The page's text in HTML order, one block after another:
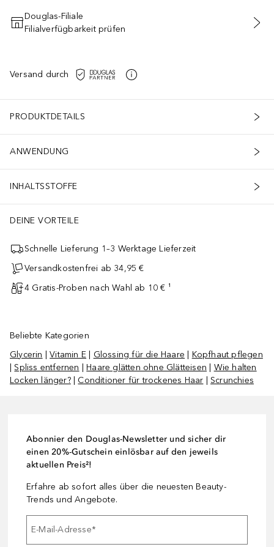
IN DEN WARENKORB
Douglas-Filiale
Filialverfügbarkeit prüfen
Versand durch
PRODUKTDETAILS
ANWENDUNG
INHALTSSTOFFE
DEINE VORTEILE
Schnelle Lieferung 1–3 Werktage Lieferzeit
Versandkostenfrei ab 34,95 €
4 Gratis-Proben nach Wahl ab 10 € ¹
Beliebte Kategorien
Glycerin |Vitamin E Glossing für die Haare
Kopfhaut pflegen
|Spliss entfernen |Haare glätten ohne Glätteisen
Wie halten
Locken länger?| Conditioner für trockenes Haar |Scrunchies
Abonnier den Douglas-Newsletter und sicher dir
einen 20%-Gutschein einlösbar auf den jeweils
aktuellen Preis²!
Erfahre ab sofort alles über die neuesten Beauty-
Trends und Angebote.
E-Mail-Adresse*